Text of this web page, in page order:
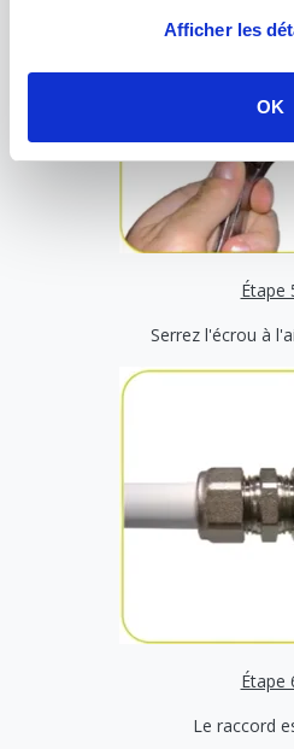
Afficher les
OK
Étape
Serrez l'écrou à
Étape
Le raccord